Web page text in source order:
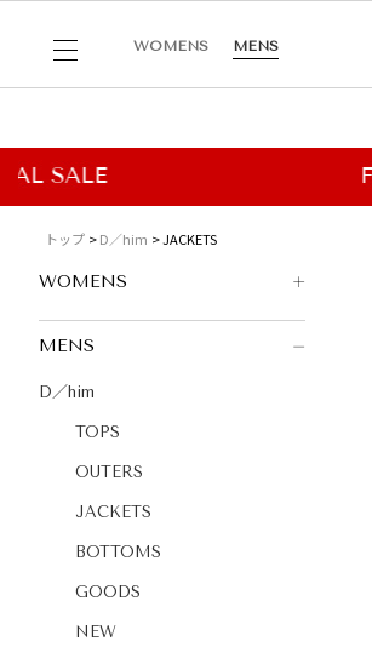
WOMENS MENS
トップ D／him JACKETS
WOMENS
MENS
D／him
TOPS
OUTERS
JACKETS
BOTTOMS
GOODS
NEW